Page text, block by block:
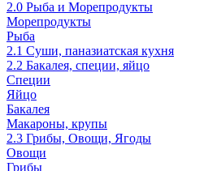
2.0 Рыба и Морепродукты
Морепродукты
Рыба
2.1 Суши, паназиатская кухня
2.2 Бакалея, специи, яйцо
Специи
Яйцо
Бакалея
Макароны, крупы
2.3 Грибы, Овощи, Ягоды
Овощи
Грибы